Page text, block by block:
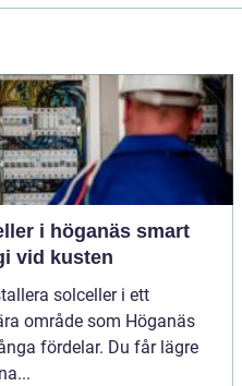
i höganäs smart
vid kusten
solceller i ett
område som Höganäs
fördelar. Du får lägre